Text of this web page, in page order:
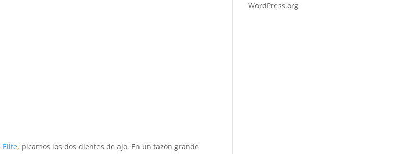
Élite, picamos los dos dientes de ajo. En un tazón grande
WordPress.org